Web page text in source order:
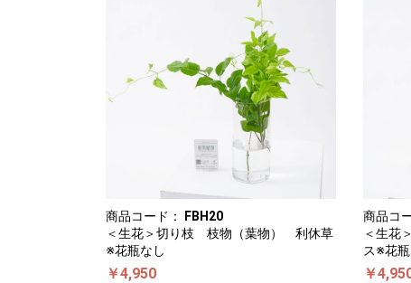
商品コード：
FBH20
＜生花＞切り枝 枝物（葉物） 利休草
※花瓶なし
￥4,950
商品コ
＜生花
ス※花
￥